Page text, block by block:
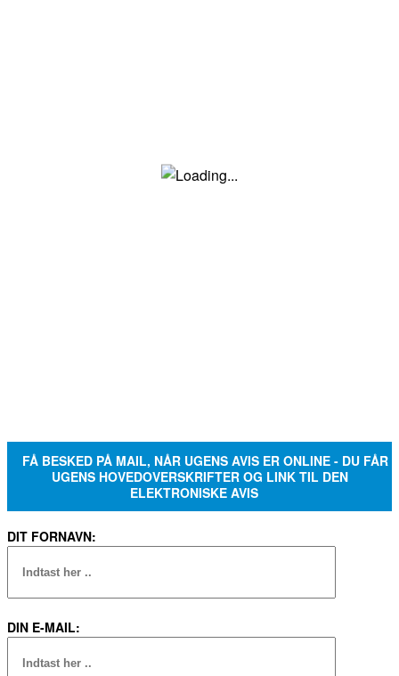
FÅ BESKED PÅ MAIL, NÅR UGENS AVIS ER ONLINE - DU FÅR
UGENS HOVEDOVERSKRIFTER OG LINK TIL DEN
ELEKTRONISKE AVIS
DIT FORNAVN:
DIN E-MAIL: